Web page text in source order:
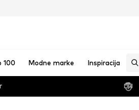
100 Modne marke Inspiracija